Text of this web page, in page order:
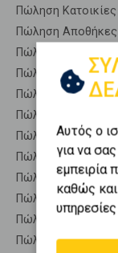
Πώληση
Πώληση
Πώληση
Πώληση
Πώληση Κτίρια
Πώληση
Πώληση
Πώληση
Πώληση Οικίες
Πώληση
Πώληση
Πώληση Ρετιρέ
Αυτός ο
για να
εμπειρία
καθώς